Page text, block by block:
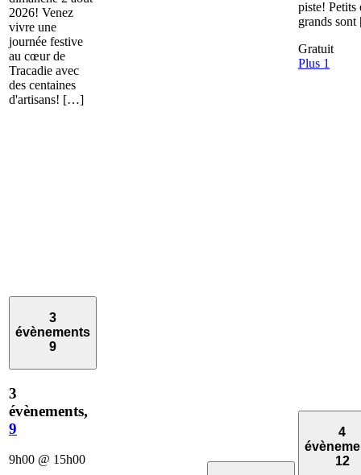
2026! Venez
vivre une
journée festive
au cœur de
Tracadie avec
des centaines
d'artisans! […]
piste! Petits
grands
Gratuit
Plus 1
3
évènements
9
3
évènements,
9
9h00 @ 15h00
4
12